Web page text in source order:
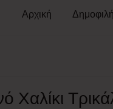
Αρχική Δημοφιλή
Χαλίκι